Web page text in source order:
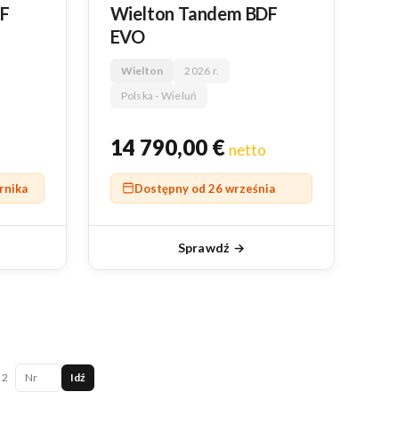
NOWY
Wielton Tandem BDF
EVO
Wielton
2026 r.
Polska - Wieluń
14 790,00 € netto
Dostępny od 26 września
Sprawdź →
Idź